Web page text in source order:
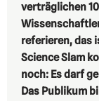
verträglichen
referieren, das
Science Slam
noch: Es darf
Das Publikum